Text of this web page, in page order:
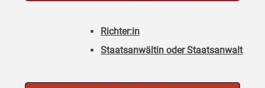
Richter:in
Staatsanwältin oder Staatsanwalt